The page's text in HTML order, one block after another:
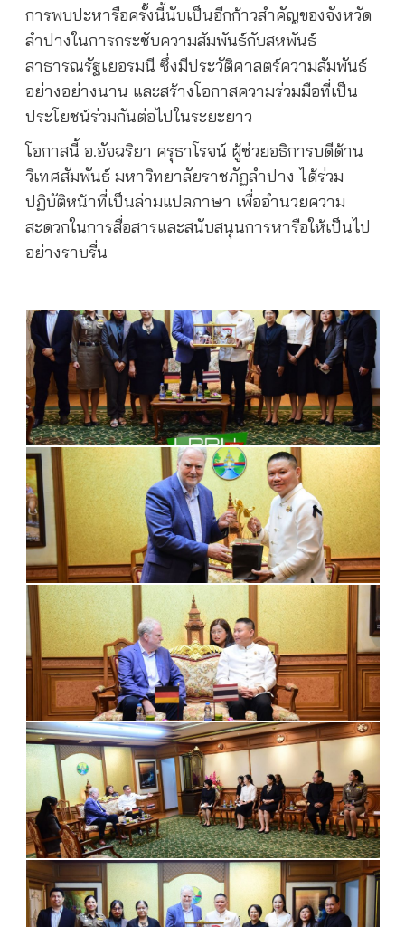
การพบปะหารือครั้งนี้นับเป็นอีกก้าวสำคัญของจังหวัด
ลำปางในการกระชับความสัมพันธ์กับสหพันธ์
สาธารณรัฐเยอรมนี ซึ่งมีประวัติศาสตร์ความสัมพันธ์
อย่างอย่างนาน และสร้างโอกาสความร่วมมือที่เป็น
ประโยชน์ร่วมกันต่อไปในระยะยาว
โอกาสนี้ อ.อัจฉริยา ครุธาโรจน์ ผู้ช่วยอธิการบดีด้าน
วิเทศสัมพันธ์ มหาวิทยาลัยราชภัฏลำปาง ได้ร่วม
ปฏิบัติหน้าที่เป็นล่ามแปลภาษา เพื่ออำนวยความ
สะดวกในการสื่อสารและสนับสนุนการหารือให้เป็นไป
อย่างราบรื่น